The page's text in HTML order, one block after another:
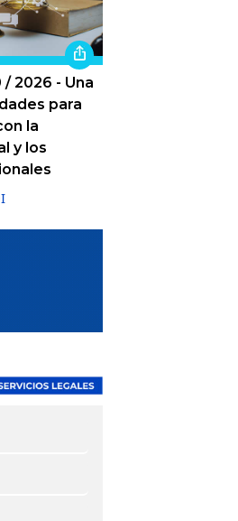
/ 2026 - Una
para
la
y los